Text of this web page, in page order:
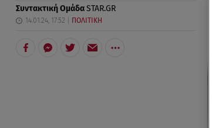
Συντακτική ΟμάδαSTAR.GR
14.01.24, 17:52 ΠΟΛΙΤΙΚΗ